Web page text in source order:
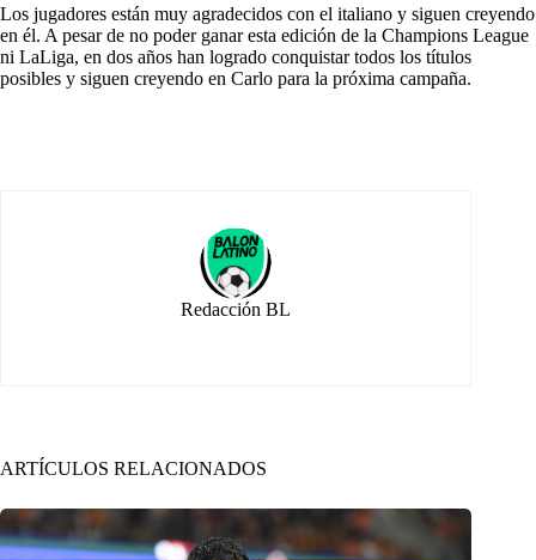
Los jugadores están muy agradecidos con el italiano y siguen creyendo
en él. A pesar de no poder ganar esta edición de la Champions League
ni LaLiga, en dos años han logrado conquistar todos los títulos
posibles y siguen creyendo en Carlo para la próxima campaña.
Redacción BL
ARTÍCULOS RELACIONADOS